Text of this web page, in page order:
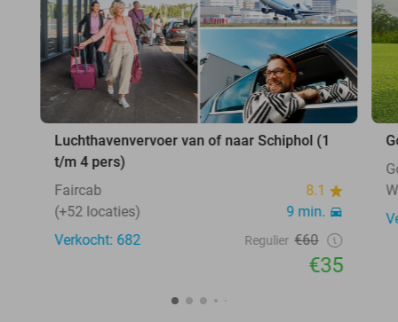
Luchthavenvervoer van of naar Schiphol (1
t/m 4 pers)
Faircab
8.1
(+52 locaties)
9 min.
Verkocht: 682
Regulier €60
€35